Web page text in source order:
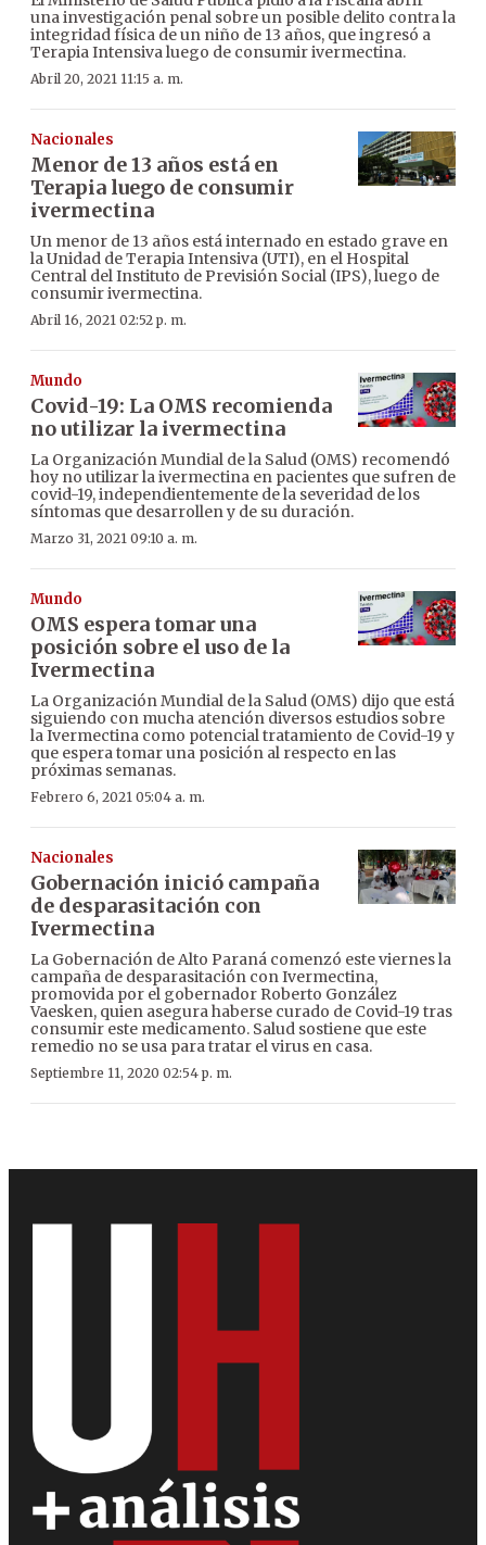
una investigación penal sobre un posible delito contra la
integridad física de un niño de 13 años, que ingresó a
Terapia Intensiva luego de consumir ivermectina.
Abril 20, 2021 11:15 a. m.
Nacionales
Menor de 13 años está en
Terapia luego de consumir
ivermectina
Un menor de 13 años está internado en estado grave en
la Unidad de Terapia Intensiva (UTI), en el Hospital
Central del Instituto de Previsión Social (IPS), luego de
consumir ivermectina.
Abril 16, 2021 02:52 p. m.
Mundo
Covid-19: La OMS recomienda
no utilizar la ivermectina
La Organización Mundial de la Salud (OMS) recomendó
hoy no utilizar la ivermectina en pacientes que sufren de
covid-19, independientemente de la severidad de los
síntomas que desarrollen y de su duración.
Marzo 31, 2021 09:10 a. m.
Mundo
OMS espera tomar una
posición sobre el uso de la
Ivermectina
La Organización Mundial de la Salud (OMS) dijo que está
siguiendo con mucha atención diversos estudios sobre
la Ivermectina como potencial tratamiento de Covid-19 y
que espera tomar una posición al respecto en las
próximas semanas.
Febrero 6, 2021 05:04 a. m.
Nacionales
Gobernación inició campaña
de desparasitación con
Ivermectina
La Gobernación de Alto Paraná comenzó este viernes la
campaña de desparasitación con Ivermectina,
promovida por el gobernador Roberto González
Vaesken, quien asegura haberse curado de Covid-19 tras
consumir este medicamento. Salud sostiene que este
remedio no se usa para tratar el virus en casa.
Septiembre 11, 2020 02:54 p. m.